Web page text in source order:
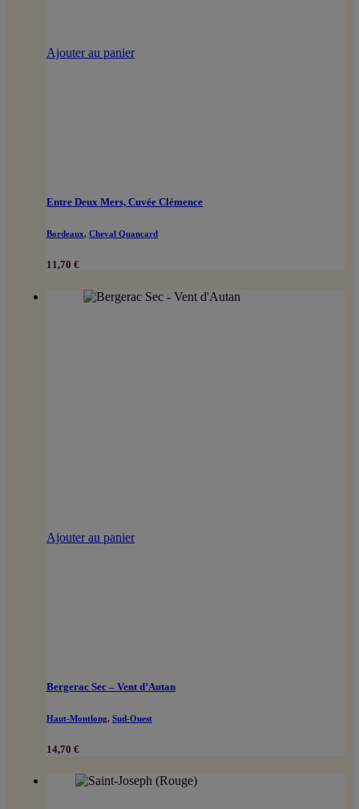
Ajouter au panier
Entre Deux Mers, Cuvée Clémence
Bordeaux, Cheval Quancard
11,70 €
Ajouter au panier
Bergerac Sec – Vent d’Autan
Haut-Montlong, Sud-Ouest
14,70 €